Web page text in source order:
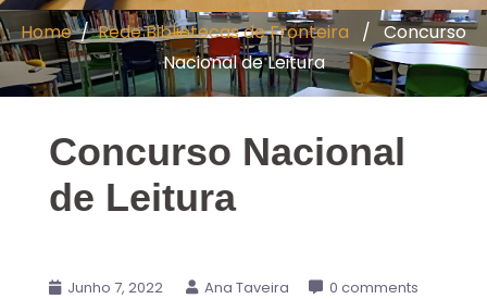
Home/Rede Bibliotecas de Fronteira / Concurso
Nacional de Leitura
Concurso Nacional
de Leitura
Junho 7, 2022 Ana Taveira
0 comments